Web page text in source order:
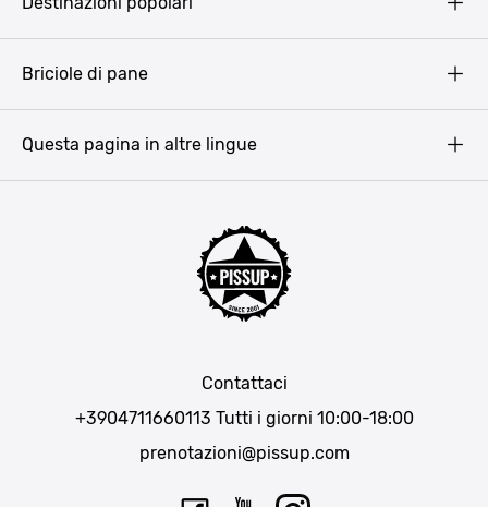
Bucarest
Briciole di pane
Contattaci
+3904711660113 Tutti i giorni 10:00-18:00
prenotazioni@pissup.com
Questa pagina in altre lingue